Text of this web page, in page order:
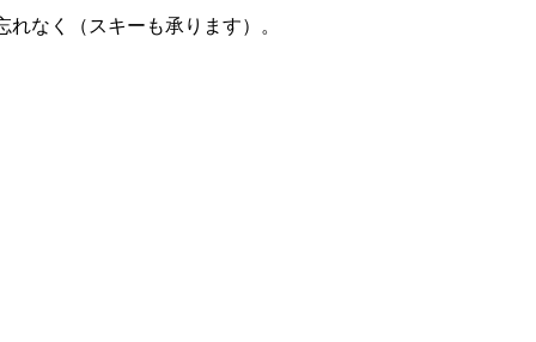
なく（スキーも承ります）。